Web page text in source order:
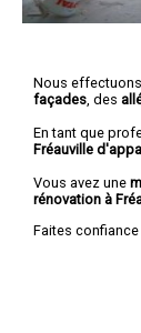
Nous
façades , des
En tant que
Fréauville
Vous avez une
rénovation à
Faites confiance